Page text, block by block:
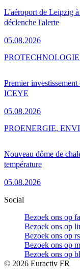
L'aéroport de Leipzig
déclenche l'alerte
05.08.2026
Premier
ICEYE
05.08.2026
PRO
Nouveau dôme de
température
05.08.2026
PROENERGIE,
Social
Bezoek ons op
Bezoek ons op
Bezoek ons op
Bezoek ons op
Bezoek ons op
© 2026 Euractiv FR